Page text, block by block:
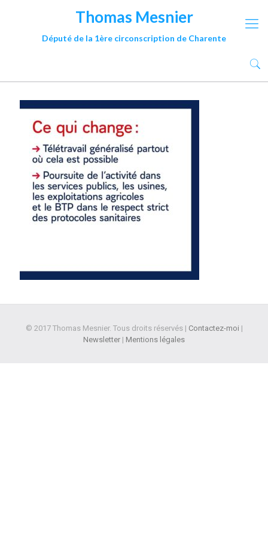
Thomas Mesnier
Député de la 1ère circonscription de Charente
© 2017 Thomas Mesnier. Tous droits réservés | Contactez-moi |
Newsletter | Mentions légales